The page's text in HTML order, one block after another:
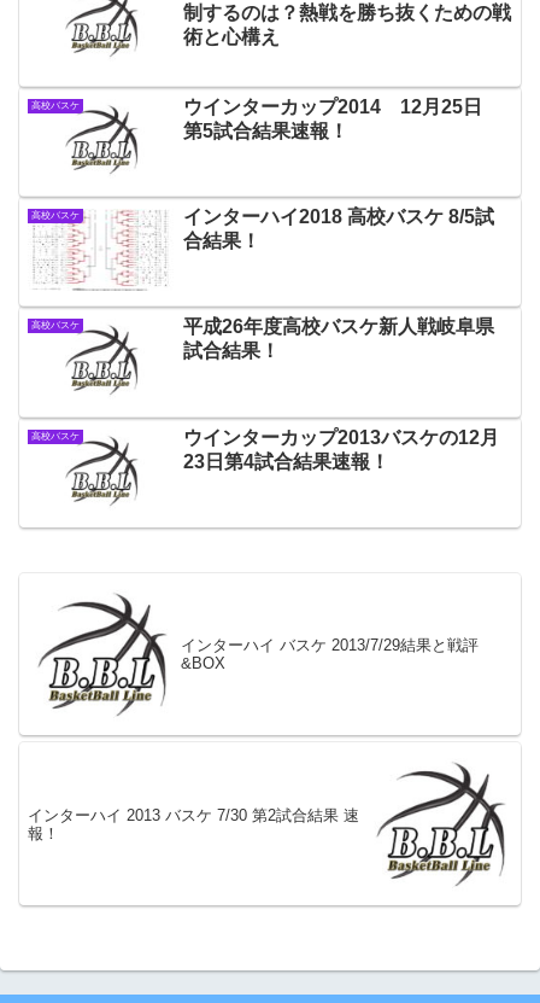
制するのは？熱戦を勝ち抜くための戦
術と心構え
高校バスケ
ウインターカップ2014 12月25日
第5試合結果速報！
高校バスケ
インターハイ2018 高校バスケ 8/5試
合結果！
高校バスケ
平成26年度高校バスケ新人戦岐阜県
試合結果！
高校バスケ
ウインターカップ2013バスケの12月
23日第4試合結果速報！
インターハイ バスケ 2013/7/29結果と戦評
&BOX
インターハイ 2013 バスケ 7/30 第2試合結果 速
報！